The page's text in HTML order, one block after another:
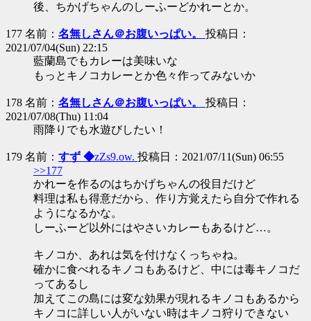
後、ちかげちゃんのしーふーどかれーとか。
177 名前： 名無しさん＠お腹いっぱい。 投稿日：
2021/07/04(Sun) 22:15
藍蘭島でもカレーは美味いな
もっとキノコカレーとか色々作ってみないか
178 名前： 名無しさん＠お腹いっぱい。 投稿日：
2021/07/08(Thu) 11:04
雨降りでも水遊びしたい！
179 名前： すず ◆zZs9.ow. 投稿日：2021/07/11(Sun) 06:55
>>177
かれーを作るのはちかげちゃんの役目だけど
料理は私も得意だから、作り方覚えたら自分で作れる
ようになるかな。
しーふーど以外にはやさいカレーもあるけど…。
キノコか、あれは気を付けなくっちゃね。
確かに食べれるキノコもあるけど、中には毒キノコだ
ってあるし
加えてこの島には変な効果が現れるキノコもあるから
キノコに詳しい人がいない時はキノコ狩りできない